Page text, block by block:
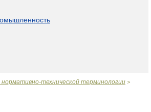
нормативно-технической терминологии >